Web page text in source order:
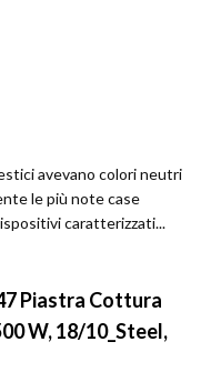
avevano colori neutri
le più note case
caratterizzati...
Piastra Cottura
W, 18/10_Steel,